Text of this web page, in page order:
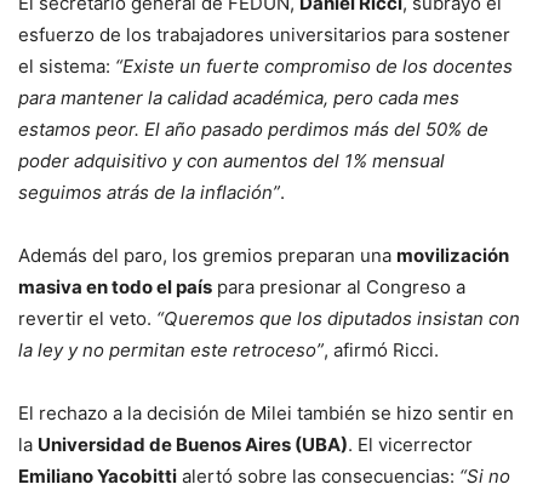
esfuerzo de los trabajadores universitarios para sostener
el sistema: “Existe un fuerte compromiso de los docentes
para mantener la calidad académica, pero cada mes
estamos peor. El año pasado perdimos más del 50% de
poder adquisitivo y con aumentos del 1% mensual
seguimos atrás de la inflación”.
Además del paro, los gremios preparan una movilización
masiva en todo el país para presionar al Congreso a
revertir el veto. “Queremos que los diputados insistan con
la ley y no permitan este retroceso”, afirmó Ricci.
El rechazo a la decisión de Milei también se hizo sentir en
la Universidad de Buenos Aires (UBA). El vicerrector
Emiliano Yacobitti alertó sobre las consecuencias: “Si no